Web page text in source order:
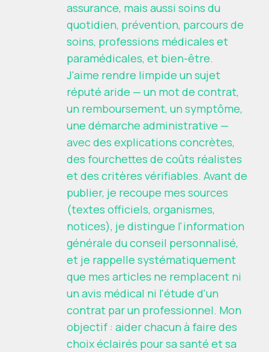
assurance, mais aussi soins du
quotidien, prévention, parcours de
soins, professions médicales et
paramédicales, et bien-être.
J'aime rendre limpide un sujet
réputé aride — un mot de contrat,
un remboursement, un symptôme,
une démarche administrative —
avec des explications concrètes,
des fourchettes de coûts réalistes
et des critères vérifiables. Avant de
publier, je recoupe mes sources
(textes officiels, organismes,
notices), je distingue l'information
générale du conseil personnalisé,
et je rappelle systématiquement
que mes articles ne remplacent ni
un avis médical ni l'étude d'un
contrat par un professionnel. Mon
objectif : aider chacun à faire des
choix éclairés pour sa santé et sa